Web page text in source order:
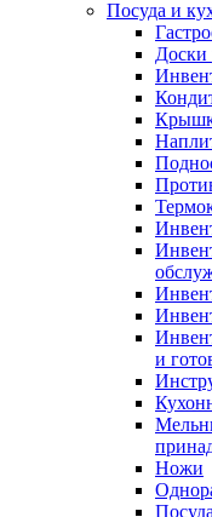
Посуда и
Доски
и
Ножи